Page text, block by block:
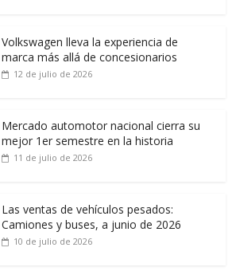
Volkswagen lleva la experiencia de
marca más allá de concesionarios
12 de julio de 2026
Mercado automotor nacional cierra su
mejor 1er semestre en la historia
11 de julio de 2026
Las ventas de vehículos pesados:
Camiones y buses, a junio de 2026
10 de julio de 2026